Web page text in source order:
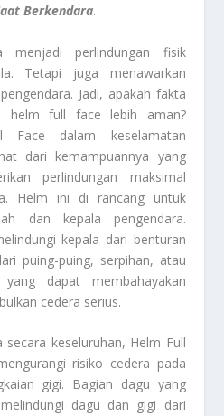
Berkendara.
perlindungan fisik
Tetapi juga menawarkan
Jadi, apakah fakta
helm full face lebih aman?
Face dalam keselamatan
dari kemampuannya yang
perlindungan maksimal
Helm ini di rancang untuk
dan kepala pengendara.
kepala dari benturan
puing-puing, serpihan, atau
dapat membahayakan
cedera serius.
secara keseluruhan, Helm Full
risiko cedera pada
gigi. Bagian dagu yang
dagu dan gigi dari